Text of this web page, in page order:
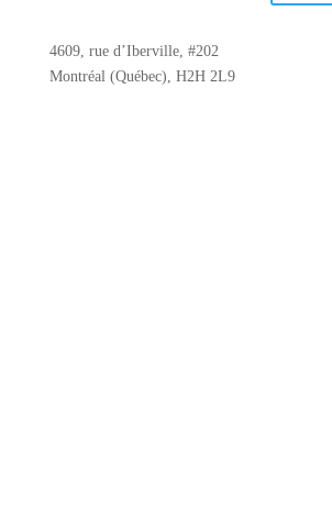
4609, rue d’Iberville, #202
Montréal (Québec), H2H 2L9